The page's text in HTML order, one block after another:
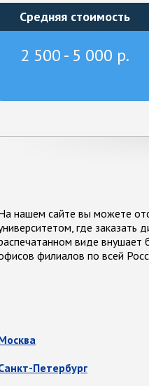
Средняя стоимость
2 500 - 5 000 р.
нашем сайте вы можете
где
виде внушает
филиалов по всей
Петербург